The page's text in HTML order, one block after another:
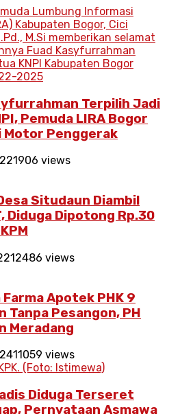
Terpilih Jadi
Pemuda LIRA Bogor
Motor Penggerak
21906 views
Situdaun Diambil
Diduga Dipotong Rp.30
12486 views
Farma Apotek PHK 9
Tanpa Pesangon, PH
Meradang
11059 views
Diduga Terseret
Pernyataan Asmawa